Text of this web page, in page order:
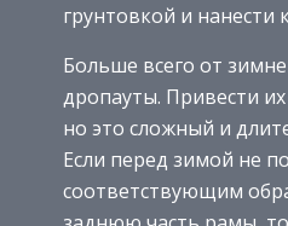
грунтовкой и нанести
Больше всего от
дропауты. Привести
но это сложный и
Если перед зимой не
соответствующим